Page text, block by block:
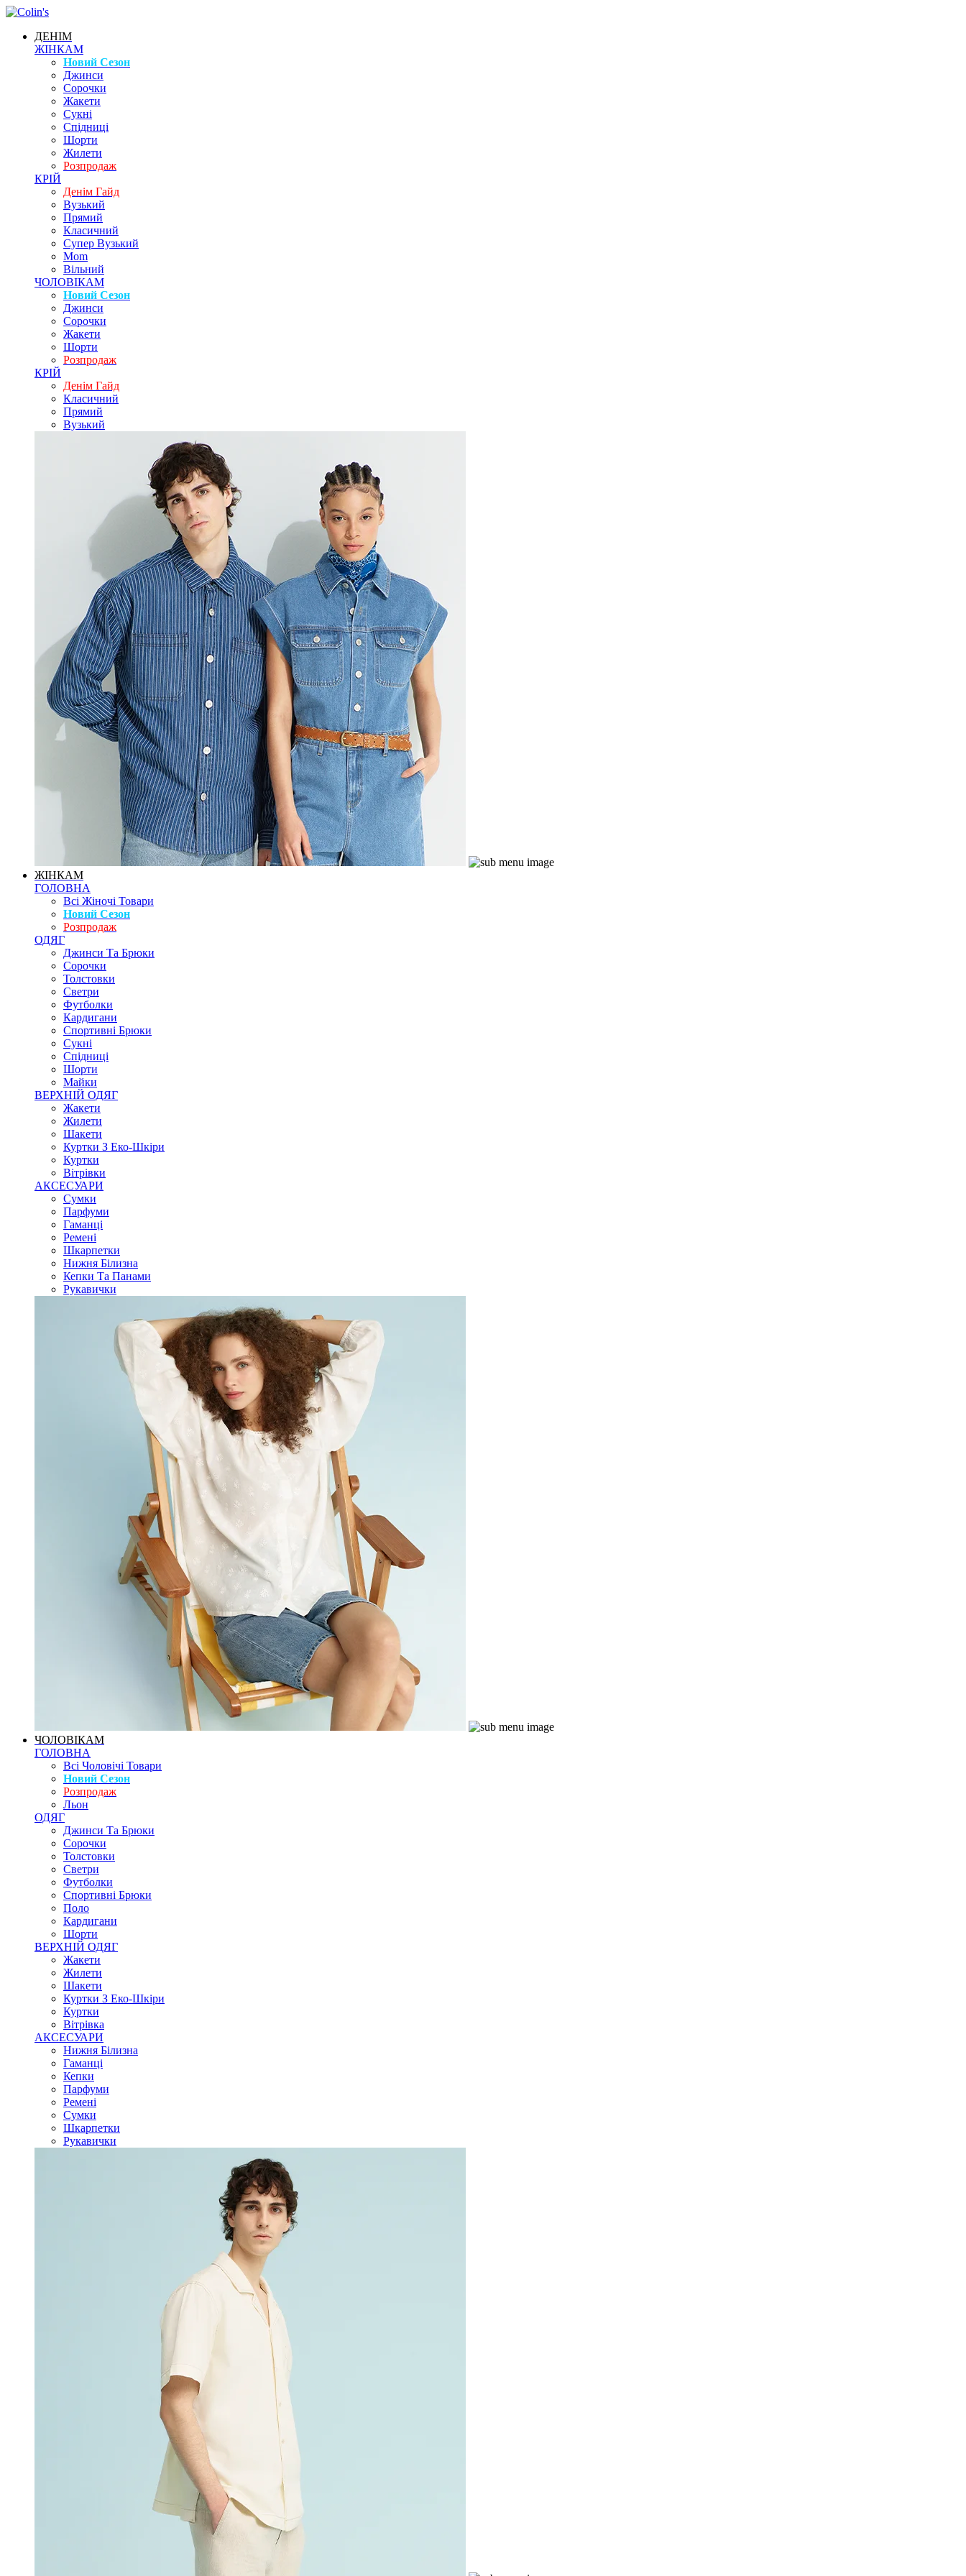
ДЕНІМ
ЖІНКАМ
Новий Сезон
Джинси
Сорочки
Жакети
Сукні
Спідниці
Шорти
Жилети
Розпродаж
КРІЙ
Денім Гайд
Вузький
Прямий
Класичний
Супер Вузький
Mom
Вільний
ЧОЛОВІКАМ
Новий Сезон
Джинси
Сорочки
Жакети
Шорти
Розпродаж
КРІЙ
Денім Гайд
Класичний
Прямий
Вузький
ЖІНКАМ
ГОЛОВНА
Всі Жіночі Товари
Новий Сезон
Розпродаж
ОДЯГ
Джинси Та Брюки
Сорочки
Толстовки
Светри
Футболки
Кардигани
Спортивні Брюки
Сукні
Спідниці
Шорти
Майки
ВЕРХНІЙ ОДЯГ
Жакети
Жилети
Шакети
Куртки З Еко-Шкіри
Куртки
Вітрівки
АКСЕСУАРИ
Сумки
Парфуми
Гаманці
Ремені
Шкарпетки
Нижня Білизна
Кепки Та Панами
Рукавички
ЧОЛОВІКАМ
ГОЛОВНА
Всі Чоловічі Товари
Новий Сезон
Розпродаж
Льон
ОДЯГ
Джинси Та Брюки
Сорочки
Толстовки
Светри
Футболки
Спортивні Брюки
Поло
Кардигани
Шорти
ВЕРХНІЙ ОДЯГ
Жакети
Жилети
Шакети
Куртки З Еко-Шкіри
Куртки
Вітрівка
АКСЕСУАРИ
Нижня Білизна
Гаманці
Кепки
Парфуми
Ремені
Сумки
Шкарпетки
Рукавички